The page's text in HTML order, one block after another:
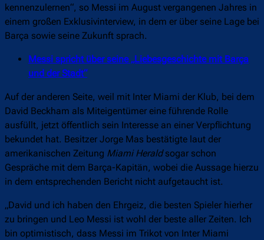
kennenzulernen“, so Messi im August vergangenen Jahres in
einem großen Exklusivinterview, in dem er über seine Lage bei
Barça sowie seine Zukunft sprach.
Messi spricht über seine „Liebesgeschichte mit Barça
und der Stadt“
Auf der anderen Seite, weil mit Inter Miami der Klub, bei dem
David Beckham als Miteigentümer eine führende Rolle
ausfüllt, jetzt öffentlich sein Interesse an einer Verpflichtung
bekundet hat. Besitzer Jorge Mas bestätigte laut der
amerikanischen Zeitung Miami Heraldsogar schon
Gespräche mit dem Barça-Kapitän, wobei die Aussage hierzu
in dem entsprechenden Bericht nicht aufgetaucht ist.
„David und ich haben den Ehrgeiz, die besten Spieler hierher
zu bringen und Leo Messi ist wohl der beste aller Zeiten. Ich
bin optimistisch, dass Messi im Trikot von Inter Miami